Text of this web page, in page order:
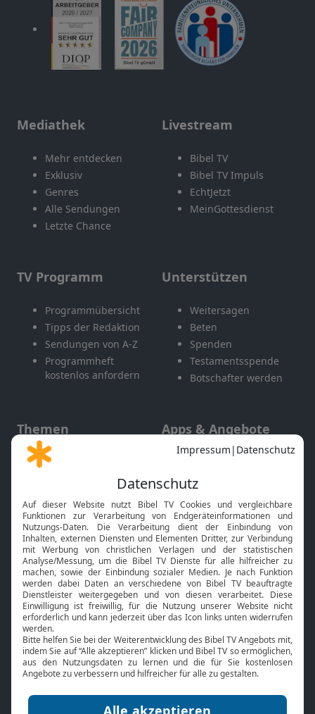
Mediathek
Mehr entdecken
Exklusiv
Genres
Alle Sendungen
Letzte Chance
Livestream
Bibel TV
Bibel TV Impuls
EchtJetzt
MeinGottesdienst
TV Programm
Programmübersicht
Tipps der Redaktion
Sendungen von A-Z
Programmheft
kostenlos anfordern
Unterstützen
Weitersagen
Beten
Spenden
Testamentsspende
Botschafter werden
Themen
Gott und Bibel erklärt
Neuigkeiten
Apps & Angebote
Mobile App
Smart TV
HbbTV
Bibelthek Online-Bibel
Nächster Gottesdienst
Bibel TV
Über uns
Jobs
Mediadaten
Service
Kontakt
TV-Empfang